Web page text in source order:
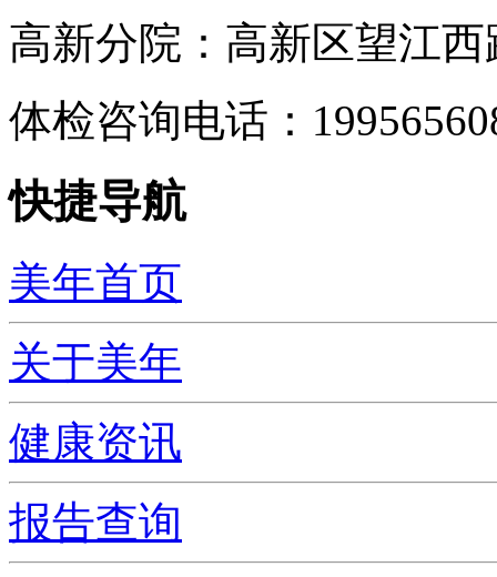
高新分院：高新区望江
体检咨询电话：
快捷导航
美年首页
关于美年
健康资讯
报告查询